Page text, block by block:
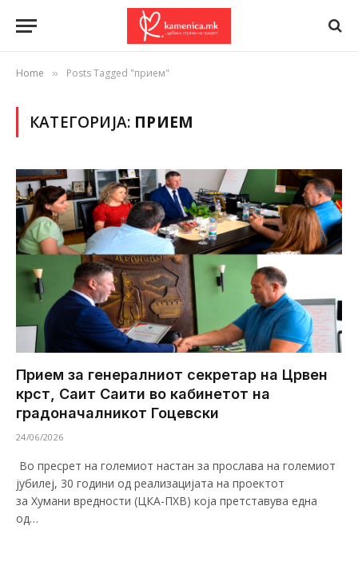
Home » Posts Tagged "прием"
КАТЕГОРИЈА: ПРИЕМ
Прием за генералниот секретар на Црвен
крст, Саит Саити во кабинетот на
градоначалникот Гоцевски
24/06/2026
Во пресрет на големиот настан за прослава на големиот
јубилеј, 30 години од реализацијата на проектот
за Хумани вредности (ЦКА-ПХВ) која претставува една
од…